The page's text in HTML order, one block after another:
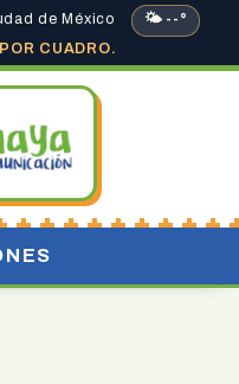
de México
🌤 --°
CUADRO.